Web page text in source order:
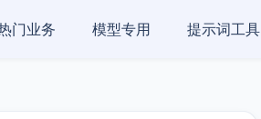
门业务 模型专用 提示词工具